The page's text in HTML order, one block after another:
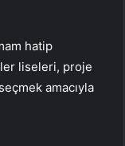
hatip
liseleri, proje
amacıyla